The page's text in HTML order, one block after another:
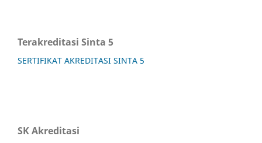
Terakreditasi Sinta 5
SERTIFIKAT AKREDITASI SINTA 5
SK Akreditasi